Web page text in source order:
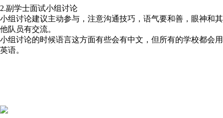
2.副学士面试小组讨论
小组讨论建议主动参与，注意沟通技巧，语气要和善，眼神和其
他队员有交流。
小组讨论的时候语言这方面有些会有中文，但所有的学校都会用
英语。